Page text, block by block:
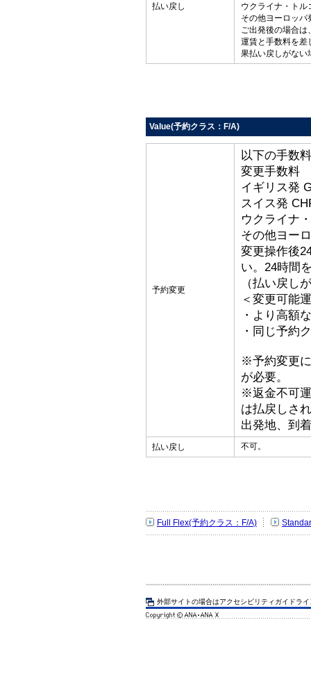
払い戻し
ウクライナ・トル
その他ヨーロッパ
ご出発後の場合は
運賃と手数料を差
果払い戻しがない
Value(予約クラス：F/A)
予約変更
以下の手数
変更手数料
イギリス発
スイス発
ウクライナ
その他ヨー
変更操作後
い。24時間
（払い戻し
＜変更可能
・より高額
・同じ予約
※予約変更
が必要。
※返金不可
は払戻しさ
出発地、到
払い戻し 不可。
Full Flex(予約クラス：F/A)
外部サイトの場合はアクセシビリティガイドラ